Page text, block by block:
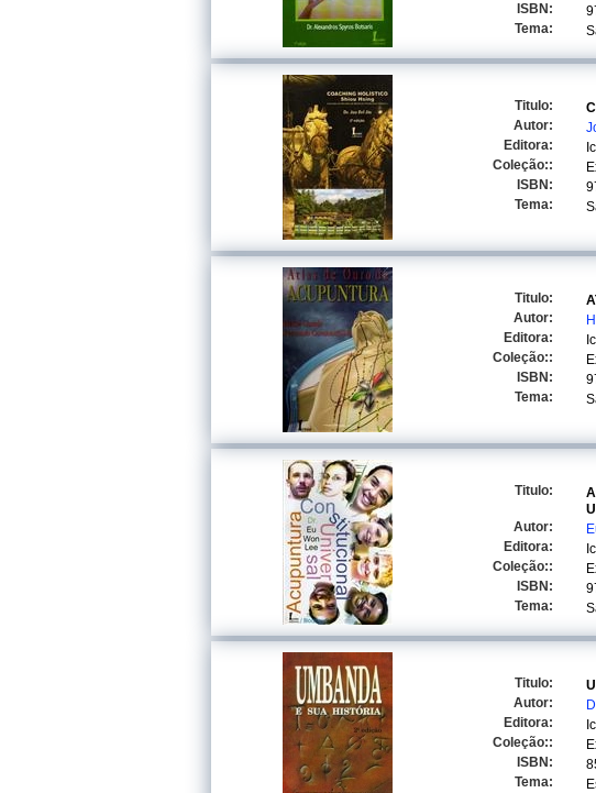
ISBN:
Tema:
Titulo:
Autor:
Editora:
Coleção::
ISBN:
Tema:
Titulo:
Autor:
Editora:
Coleção::
ISBN:
Tema:
Titulo:
Autor:
Editora:
Coleção::
ISBN:
Tema:
Titulo:
Autor:
Editora:
Coleção::
ISBN:
Tema: